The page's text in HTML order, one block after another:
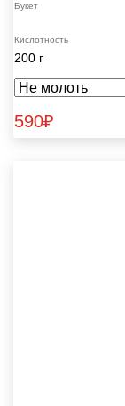
Букет
Кислотность
200 г
590₽